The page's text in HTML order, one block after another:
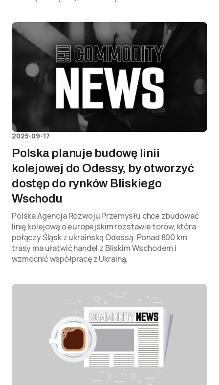
2025-09-17
Polska planuje budowę linii
kolejowej do Odessy, by otworzyć
dostęp do rynków Bliskiego
Wschodu
Polska Agencja Rozwoju Przemysłu chce zbudować
linię kolejową o europejskim rozstawie torów, która
połączy Śląsk z ukraińską Odessą. Ponad 800 km
trasy ma ułatwić handel z Bliskim Wschodem i
wzmocnić współpracę z Ukrainą.